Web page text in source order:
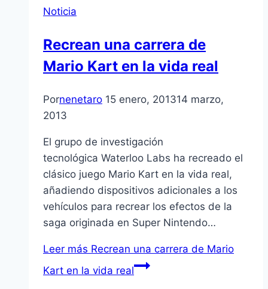
Noticia
Recrean una carrera de
Mario Kart en la vida real
Pornenetaro 15 enero, 201314 marzo,
2013
El grupo de investigación
tecnológica Waterloo Labs ha recreado el
clásico juego Mario Kart en la vida real,
añadiendo dispositivos adicionales a los
vehí­culos para recrear los efectos de la
saga originada en Super Nintendo…
Leer más Recrean una carrera de Mario
Kart en la vida real